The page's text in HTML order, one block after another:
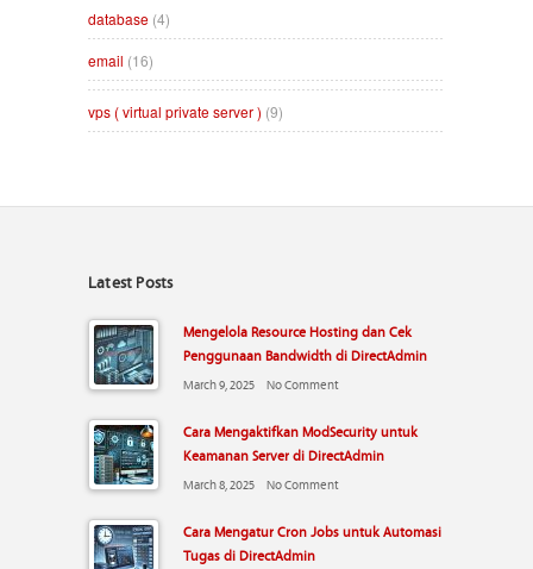
database (4)
email (16)
vps ( virtual private server ) (9)
Latest Posts
Mengelola Resource Hosting dan Cek
Penggunaan Bandwidth di DirectAdmin
March 9, 2025 No Comment
Cara Mengaktifkan ModSecurity untuk
Keamanan Server di DirectAdmin
March 8, 2025 No Comment
Cara Mengatur Cron Jobs untuk Automasi
Tugas di DirectAdmin